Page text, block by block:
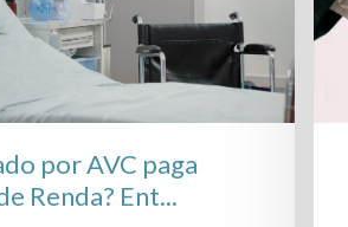
por AVC paga
Renda? Ent...